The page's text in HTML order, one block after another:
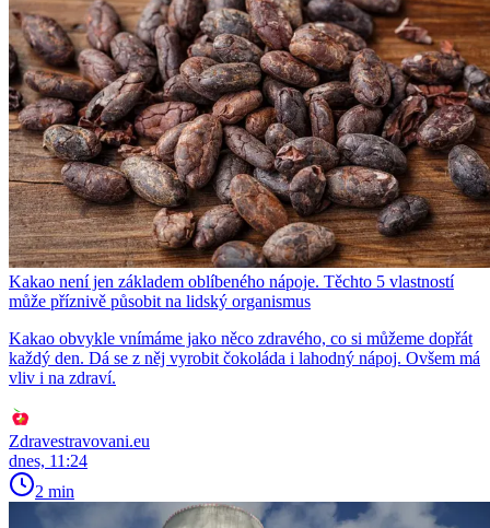
Kakao není jen základem oblíbeného nápoje. Těchto 5 vlastností
může příznivě působit na lidský organismus
Kakao obvykle vnímáme jako něco zdravého, co si můžeme dopřát
každý den. Dá se z něj vyrobit čokoláda i lahodný nápoj. Ovšem má
vliv i na zdraví.
Zdravestravovani.eu
dnes, 11:24
2 min